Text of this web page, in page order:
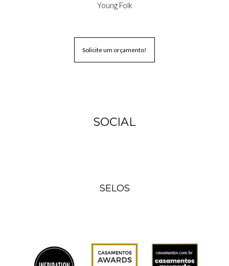
Young Folk
Solicite um orçamento!
SOCIAL
SELOS